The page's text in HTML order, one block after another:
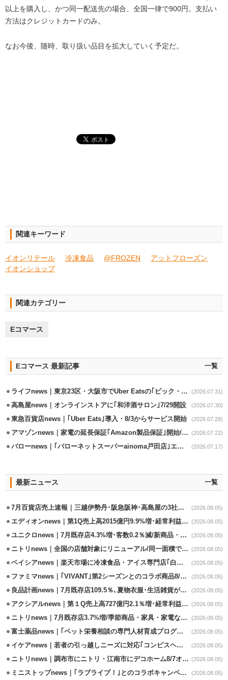
以上を購入し、かつ同一配送先の場合、全国一律で900円。支払い
方法はクレジットカードのみ。
なお今後、随時、取り扱い品目を拡大していく予定だ。
関連キーワード
イオンリテール 冷凍食品 @FROZEN
アットフローズン
イオンショップ
関連カテゴリー
Eコマース
Eコマース 最新記事 一覧
ライフnews｜東京23区・大阪市でUber Eatsの｢ピック・パック・ペイ｣導入 (2026.07.31)
高島屋news｜オンラインストアに｢和洋酒サロン｣7/29開設 (2026.07.30)
東急百貨店news｜｢Uber Eats｣導入・8/3からサービス開始 (2026.07.28)
アマゾンnews｜家電の延長保証｢Amazon製品保証｣開始/購入～修理Web完結 (2026.07.22)
バローnews｜｢バローネットスーパーainoma戸田店｣エリア拡大 (2026.07.17)
最新ニュース 一覧
7月百貨店売上速報｜三越伊勢丹･阪急阪神･高島屋の3社は増収 (2026.08.05)
エディオンnews｜第1Q売上高2015億円9.9%増･経常利益127.5%増 (2026.08.05)
ユニクロnews｜7月既存店4.3%増･客数0.2％減/新商品・夏物商品が好調 (2026.08.05)
ニトリnews｜全国の店舗対象にリニューアル/同一面積で品揃え24％拡大 (2026.08.05)
ベイシアnews｜楽天市場に冷凍食品・アイス専門店｢白くま屋｣オープン (2026.08.05)
ファミマnews｜｢VIVANT｣第2シーズンとのコラボ商品8/7発売 (2026.08.05)
良品計画news｜7月既存店109.5％､夏物衣服･生活雑貨が好調 (2026.08.05)
アクシアルnews｜第１Q売上高727億円2.1％増･経常利益6.6％減 (2026.08.05)
ニトリnews｜7月既存店3.7%増/季節商品・家具・家電など好調 (2026.08.05)
富士薬品news｜｢ペット栄養相談の専門人材育成プログラム｣7月から開始 (2026.08.05)
イケアnews｜若者の引っ越しニーズに対応｢コンピスヘング｣コレクション発売 (2026.08.05)
ニトリnews｜調布市にニトリ・江南市にデコホーム8/7オープン (2026.08.05)
ミニストップnews｜｢ラブライブ！｣とのコラボキャンペーン8/5から開催 (2026.08.05)